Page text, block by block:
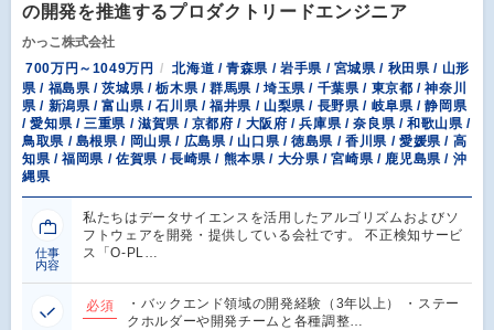
の開発を推進するプロダクトリードエンジニア
かっこ株式会社
700万円～1049万円
北海道 / 青森県 / 岩手県 / 宮城県 / 秋田県 / 山形
県 / 福島県 / 茨城県 / 栃木県 / 群馬県 / 埼玉県 / 千葉県 / 東京都 / 神奈川
県 / 新潟県 / 富山県 / 石川県 / 福井県 / 山梨県 / 長野県 / 岐阜県 / 静岡県
/ 愛知県 / 三重県 / 滋賀県 / 京都府 / 大阪府 / 兵庫県 / 奈良県 / 和歌山県 /
鳥取県 / 島根県 / 岡山県 / 広島県 / 山口県 / 徳島県 / 香川県 / 愛媛県 / 高
知県 / 福岡県 / 佐賀県 / 長崎県 / 熊本県 / 大分県 / 宮崎県 / 鹿児島県 / 沖
縄県
仕事
内容
私たちはデータサイエンスを活用したアルゴリズムおよびソ
フトウェアを開発・提供している会社です。 不正検知サービ
ス「O-PL…
必須
・バックエンド領域の開発経験（3年以上） ・ステー
クホルダーや開発チームと各種調整…